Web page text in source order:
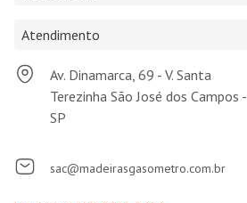
Atendimento
Av. Dinamarca, 69 - V. Santa
Terezinha São José dos Campos -
SP
sac@madeirasgasometro.com.br